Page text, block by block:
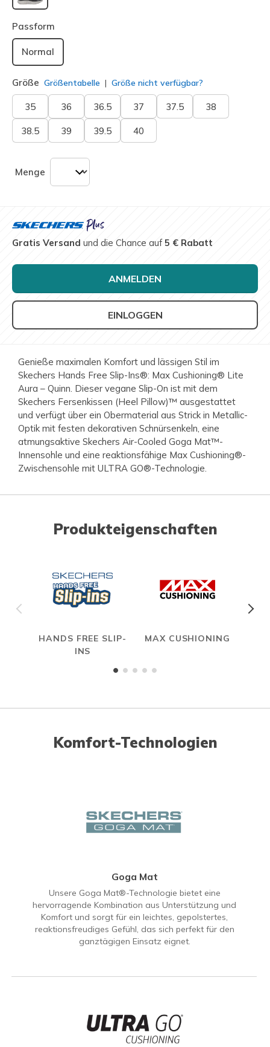
ausgewählt
Passform
Normal
Größe Größentabelle Größe nicht verfügbar?
35 36 36.5 37 37.5 38
38.5 39 39.5 40
Menge
Gratis Versand und die Chance auf5 € Rabatt
ANMELDEN
EINLOGGEN
Genieße maximalen Komfort und lässigen Stil im
Skechers Hands Free Slip-Ins®: Max Cushioning® Lite
Aura – Quinn. Dieser vegane Slip-On ist mit dem
Skechers Fersenkissen (Heel Pillow)™ ausgestattet
und verfügt über ein Obermaterial aus Strick in Metallic-
Optik mit festen dekorativen Schnürsenkeln, eine
atmungsaktive Skechers Air-Cooled Goga Mat™-
Innensohle und eine reaktionsfähige Max Cushioning®-
Zwischensohle mit ULTRA GO®-Technologie.
Produkteigenschaften
HANDS FREE SLIP-
INS
MAX CUSHIONING
Komfort-Technologien
Goga Mat
Unsere Goga Mat®-Technologie bietet eine
hervorragende Kombination aus Unterstützung und
Komfort und sorgt für ein leichtes, gepolstertes,
reaktionsfreudiges Gefühl, das sich perfekt für den
ganztägigen Einsatz eignet.